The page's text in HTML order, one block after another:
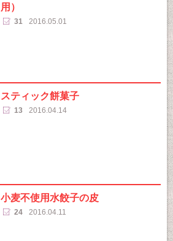
用）
31 2016.05.01
スティック餅菓子
13 2016.04.14
小麦不使用水餃子の皮
24 2016.04.11